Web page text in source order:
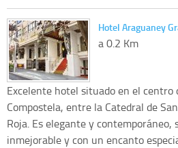
Hotel Araguaney
a 0.2 Km
Excelente hotel situado en el centro
Compostela, entre la Catedral de
Roja. Es elegante y contemporáneo,
inmejorable y con un encanto